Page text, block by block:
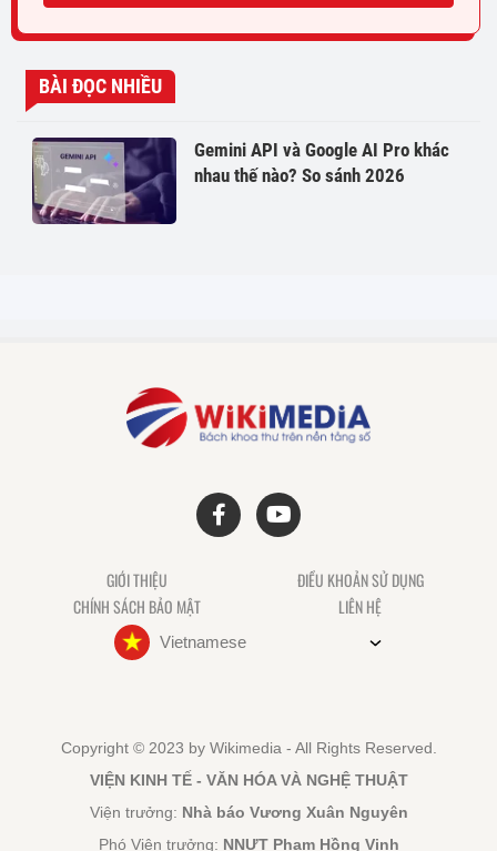
BÀI ĐỌC NHIỀU
Gemini API và Google AI Pro khác
nhau thế nào? So sánh 2026
GIỚI THIỆU
ĐIỀU KHOẢN SỬ DỤNG
CHÍNH SÁCH BẢO MẬT
LIÊN HỆ
Vietnamese
Copyright © 2023 by Wikimedia - All Rights Reserved.
VIỆN KINH TẾ - VĂN HÓA VÀ NGHỆ THUẬT
Viện trưởng: Nhà báo Vương Xuân Nguyên
Phó Viện trưởng: NNƯT Phạm Hồng Vinh